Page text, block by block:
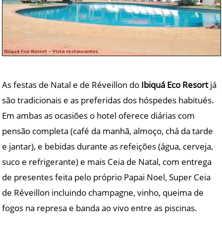
As festas de Natal e de Réveillon do Ibiquá Eco Resortjá
são tradicionais e as preferidas dos hóspedes habitués.
Em ambas as ocasiões o hotel oferece diárias com
pensão completa (café da manhã, almoço, chá da tarde
e jantar), e bebidas durante as refeições (água, cerveja,
suco e refrigerante) e mais Ceia de Natal, com entrega
de presentes feita pelo próprio Papai Noel, Super Ceia
de Réveillon incluindo champagne, vinho, queima de
fogos na represa e banda ao vivo entre as piscinas.